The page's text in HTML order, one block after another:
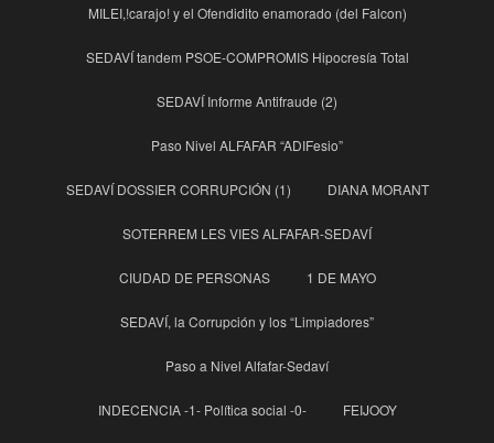
MILEI,!carajo! y el Ofendidito enamorado (del Falcon)
SEDAVÍ tandem PSOE-COMPROMIS Hipocresía Total
SEDAVÍ Informe Antifraude (2)
Paso Nivel ALFAFAR “ADIFesio”
SEDAVÍ DOSSIER CORRUPCIÓN (1) DIANA MORANT
SOTERREM LES VIES ALFAFAR-SEDAVÍ
CIUDAD DE PERSONAS 1 DE MAYO
SEDAVÍ, la Corrupción y los “Limpiadores”
Paso a Nivel Alfafar-Sedaví
INDECENCIA -1- Política social -0- FEIJOOY